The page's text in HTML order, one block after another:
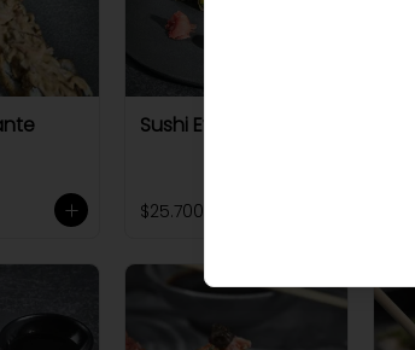
Sushi Evi tempura
$25.700